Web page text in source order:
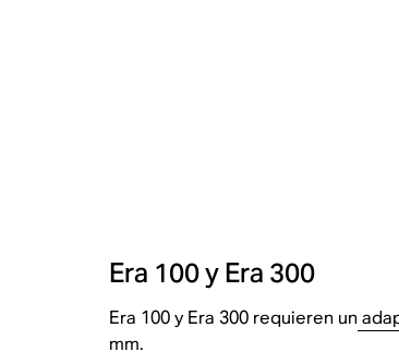
Era 100 y Era 300
Era 100 y Era 300 requieren un
mm.